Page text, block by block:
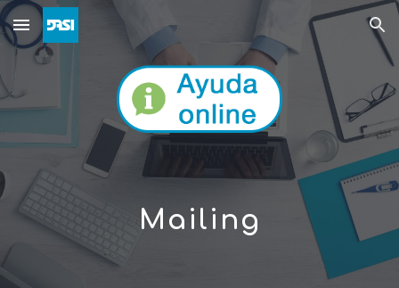
Skip to main content Skip to navigation
Mailing